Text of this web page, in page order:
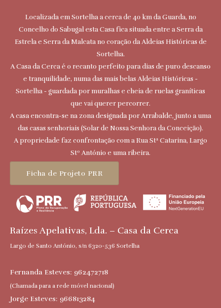
Localizada em Sortelha a cerca de 40 km da Guarda, no
Concelho do Sabugal esta Casa fica situada entre a Serra da
Estrela e Serra da Malcata no coração da Aldeias Históricas de
Sortelha.
A Casa da Cerca é o recanto perfeito para dias de puro descanso
e tranquilidade, numa das mais belas Aldeias Históricas -
Sortelha - guardada por muralhas e cheia de ruelas graníticas
que vai querer percorrer.
A casa encontra-se na zona designada por Arrabalde, junto a uma
das casas senhoriais (Solar de Nossa Senhora da Conceição).
A propriedade faz confrontação com a Rua Stª Catarina, Largo
Stº António e uma ribeira.
Ficha de Projeto PRR
Raízes Apelativas, Lda. – Casa da Cerca
Largo de Santo António, s/n 6320-536 Sortelha
Fernanda Esteves: 962472718
(Chamada para a rede móvel nacional)
Jorge Esteves: 966813284